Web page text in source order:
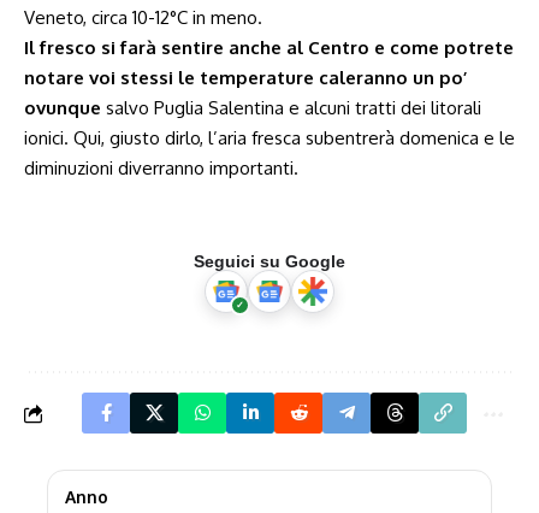
Veneto, circa 10-12°C in meno.
Il fresco si farà sentire anche al Centro e come potrete
notare voi stessi le temperature caleranno un po’
ovunque salvo Puglia Salentina e alcuni tratti dei litorali
ionici. Qui, giusto dirlo, l’aria fresca subentrerà domenica e le
diminuzioni diverranno importanti.
Seguici su Google
Anno